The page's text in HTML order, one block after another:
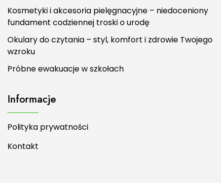
Kosmetyki i akcesoria pielęgnacyjne – niedoceniony
fundament codziennej troski o urodę
Okulary do czytania – styl, komfort i zdrowie Twojego
wzroku
Próbne ewakuacje w szkołach
Informacje
Polityka prywatności
Kontakt